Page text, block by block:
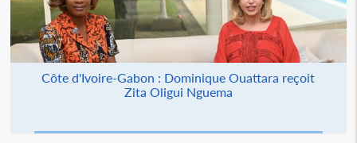
Côte d'Ivoire-Gabon : Dominique Ouattara reçoit
Zita Oligui Nguema